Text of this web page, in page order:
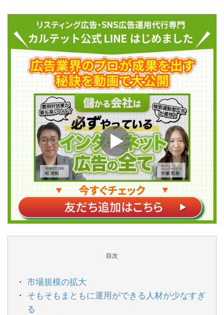
目次
市場規模の拡大
そもそもまともに運用ができる人材が少なすぎ
る